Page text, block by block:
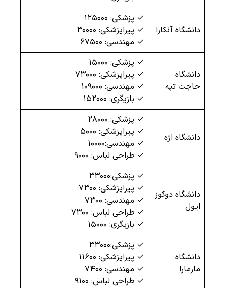
دانشگاه آنکارا
✓ پزشکی: ۱۲۵۰۰۰
✓ پیراپزشکی: ۳۰۰۰۰
✓ مهندسی: ۶۷۵۰۰
دانشگاه
حاجت تپه
✓ پزشکی: ۱۵۰۰۰
✓ پیراپزشکی: ۷۳۰۰۰
✓ مهندسی: ۱۰۹۰۰۰
✓ بازیگری: ۱۵۲۰۰۰
دانشگاه اژه
✓ پزشکی: ۲۸۰۰۰
✓ پیراپزشکی: ۵۰۰۰
✓ مهندسی:۱۰۰۰۰
✓ طراحی لباس: ۹۰۰۰
دانشگاه دوکوز
ایول
✓ پزشکی:۳۳۰۰۰
✓ پیراپزشکی: ۷۳۰۰
✓ مهندسی: ۷۳۰۰
✓ طراحی لباس: ۷۳۰۰
✓ بازیگری: ۱۵۰۰۰
دانشگاه
مارمارا
✓ پزشکی:۳۳۰۰۰
✓ پیراپزشکی: ۱۱۶۰۰
✓ مهندسی: ۷۴۰۰
✓ طراحی لباس: ۹۱۰۰